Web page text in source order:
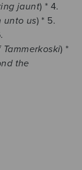
jaunt) * 4.
unto us) * 5.
) *
the